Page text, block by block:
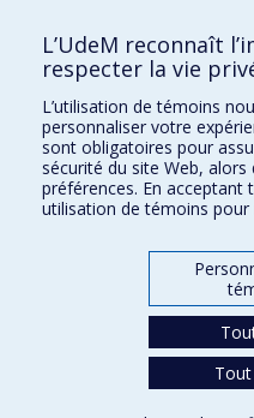
Consultez cette fiche sur :
Répertoire des
90, avenue Vincent-d'Indy
L’UdeM reconnaît
respecter la vie
L’utilisation de témoins
personnaliser votre
sont obligatoires pour
sécurité du site Web, alors
préférences. En
utilisation de témoins